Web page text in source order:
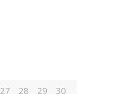
27 28 29 30